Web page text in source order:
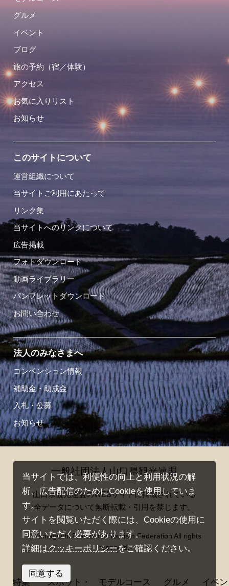
グルメ
イベント
ブログ
旅の予約（宿／体験）
アクセス
お気に入りリスト
お知らせ
このサイトについて
運営組織について
当サイトご利用にあたって
リンク集
当サイトへのリンクについて
広告掲載
フォトダウンロード
動画ライブラリー
パンフレットダウンロード
お問い合わせ
法人のみなさまへ
コンベンション情報
補助金・助成金
入札・公募
お知らせ
一般社団法人山口県観光連盟
山口県観光連盟のWEBサイトに掲載されている
全データについて無断転載・引用を禁じます。
© Yamaguchi Prefectural Tourism Federation All rights
reserved.
特集 スポット・ モデルコース グルメ イベ
当サイトでは、利便性の向上と利用状況の解
析、広告配信のためにCookieを使用していま
す。
サイトを閲覧いただく際には、Cookieの使用に
同意いただく必要があります。
詳細はクッキーポリシーをご確認ください。
同意する